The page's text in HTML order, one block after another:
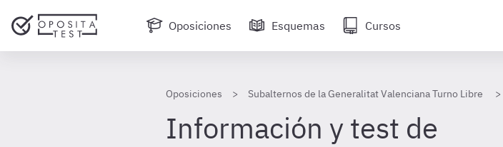
Oposiciones Esquemas Cursos
Oposiciones Subalternos de la Generalitat Valenciana Turno Libre
Información y test de